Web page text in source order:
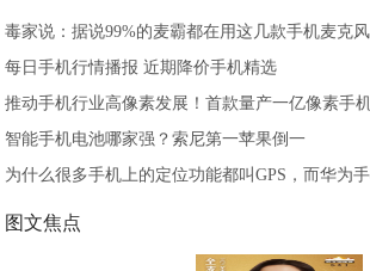
毒家说：据说99%的麦霸都在用这几款手机麦克风
每日手机行情播报 近期降价手机精选
推动手机行业高像素发展！首款量产一亿像素手
智能手机电池哪家强？索尼第一苹果倒一
为什么很多手机上的定位功能都叫GPS，而华为
图文焦点